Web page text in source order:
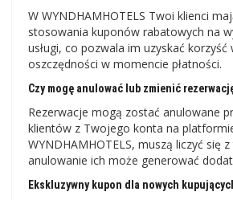
W WYNDHAMHOTELS Twoi klienci
stosowania kuponów rabatowych na
usługi, co pozwala im uzyskać korzyść
oszczędności w momencie płatności.
Czy mogę anulować lub zmienić rezerwację
Rezerwacje mogą zostać anulowane
klientów z Twojego konta na
WYNDHAMHOTELS, muszą liczyć się
anulowanie ich może generować
Ekskluzywny kupon dla nowych